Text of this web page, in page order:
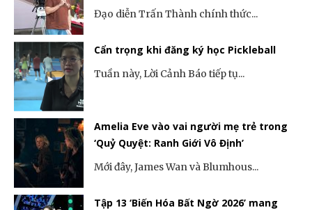
Đạo diễn Trấn Thành chính thức...
Cẩn trọng khi đăng ký học Pickleball
Tuần này, Lời Cảnh Báo tiếp tụ...
Amelia Eve vào vai người mẹ trẻ trong
‘Quỷ Quyệt: Ranh Giới Vô Định’
Mới đây, James Wan và Blumhous...
Tập 13 ‘Biến Hóa Bất Ngờ 2026’ mang